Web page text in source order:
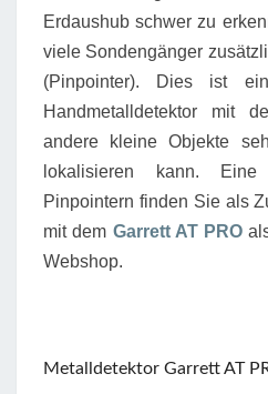
Erdaushub schwer zu
viele Sondengänger
(Pinpointer). Dies ist
Handmetalldetektor mit
andere kleine Objekte
lokalisieren kann.
Pinpointern finden Sie als
mit dem Garrett AT PRO
Webshop.
Metalldetektor Garrett AT